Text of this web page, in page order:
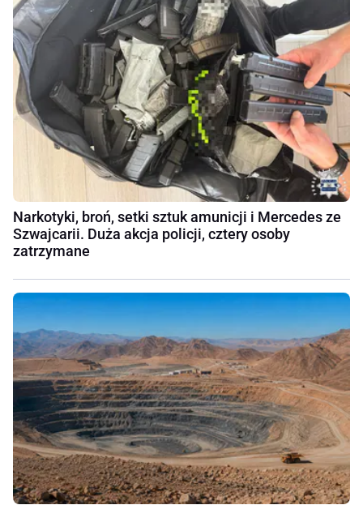
Narkotyki, broń, setki sztuk amunicji i Mercedes ze
Szwajcarii. Duża akcja policji, cztery osoby
zatrzymane